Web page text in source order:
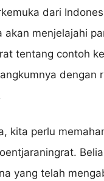
dari
akan menjelajahi
tentang contoh
dengan
kita perlu
yang telah